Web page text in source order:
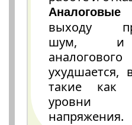
выходу
шум, и
ухудшается,
такие как
уровни
напряжения.